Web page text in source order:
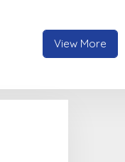
View More